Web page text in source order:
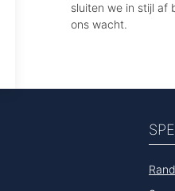
sluiten we in stijl af
ons wacht.